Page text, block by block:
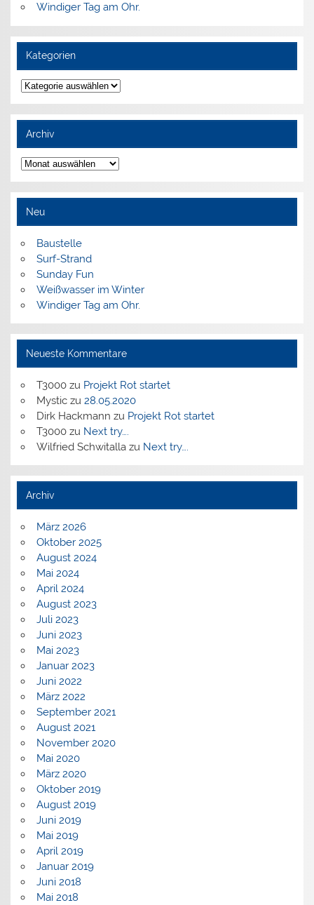
Windiger Tag am Ohr.
Kategorien
Kategorien
Archiv
Archiv
Neu
Baustelle
Surf-Strand
Sunday Fun
Weißwasser im Winter
Windiger Tag am Ohr.
Neueste Kommentare
T3000zu Projekt Rot startet
Mysticzu 28.05.2020
Dirk Hackmann zu Projekt Rot startet
T3000zu Next try….
Wilfried Schwitalla zu Next try….
Archiv
März 2026
Oktober 2025
August 2024
Mai 2024
April 2024
August 2023
Juli 2023
Juni 2023
Mai 2023
Januar 2023
Juni 2022
März 2022
September 2021
August 2021
November 2020
Mai 2020
März 2020
Oktober 2019
August 2019
Juni 2019
Mai 2019
April 2019
Januar 2019
Juni 2018
Mai 2018